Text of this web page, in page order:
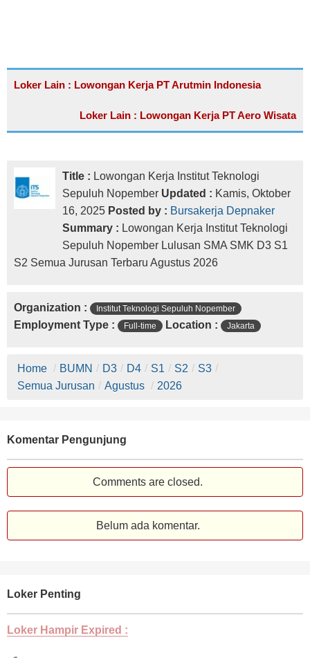
Loker Lain : Lowongan Kerja PT Arutmin Indonesia
Loker Lain : Lowongan Kerja PT Aero Wisata
Title : Lowongan Kerja Institut Teknologi
Sepuluh Nopember Updated : Kamis, Oktober
16, 2025 Posted by : Bursakerja Depnaker
Summary : Lowongan Kerja Institut Teknologi
Sepuluh Nopember Lulusan SMA SMK D3 S1
S2 Semua Jurusan Terbaru Agustus 2026
Organization : Institut Teknologi Sepuluh Nopember
Employment Type : Full-time Location : Jakarta
Home / BUMN / D3 / D4 / S1 / S2 / S3 /
Semua Jurusan / Agustus / 2026
Komentar Pengunjung
Comments are closed.
Belum ada komentar.
Loker Penting
Loker Hampir Expired :